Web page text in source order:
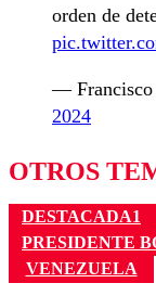
orden de
— Francisco
2024
OTROS
DESTACADA1
PRESIDENTE
VENEZUELA